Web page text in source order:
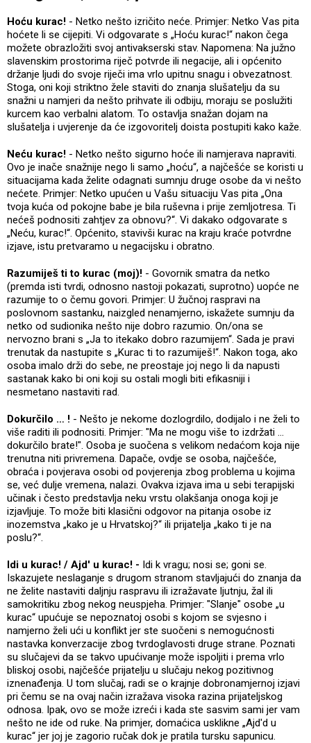
Hoću kurac! - Netko nešto izričito neće. Primjer: Netko Vas pita
hoćete li se cijepiti. Vi odgovarate s „Hoću kurac!“ nakon čega
možete obrazložiti svoj antivakserski stav. Napomena: Na južno
slavenskim prostorima riječ potvrde ili negacije, ali i općenito
držanje ljudi do svoje riječi ima vrlo upitnu snagu i obvezatnost.
Stoga, oni koji striktno žele staviti do znanja slušatelju da su
snažni u namjeri da nešto prihvate ili odbiju, moraju se poslužiti
kurcem kao verbalni alatom. To ostavlja snažan dojam na
slušatelja i uvjerenje da će izgovoritelj doista postupiti kako kaže.
Neću kurac! - Netko nešto sigurno hoće ili namjerava napraviti.
Ovo je inače snažnije nego li samo „hoću“, a najčešće se koristi u
situacijama kada želite odagnati sumnju druge osobe da vi nešto
nećete. Primjer: Netko upućen u Vašu situaciju Vas pita „Ona
tvoja kuća od pokojne babe je bila ruševna i prije zemljotresa. Ti
nećeš podnositi zahtjev za obnovu?“. Vi dakako odgovarate s
„Neću, kurac!“. Općenito, stavivši kurac na kraju kraće potvrdne
izjave, istu pretvaramo u negacijsku i obratno.
Razumiješ ti to kurac (moj)! - Govornik smatra da netko
(premda isti tvrdi, odnosno nastoji pokazati, suprotno) uopće ne
razumije to o čemu govori. Primjer: U žučnoj raspravi na
poslovnom sastanku, naizgled nenamjerno, iskažete sumnju da
netko od sudionika nešto nije dobro razumio. On/ona se
nervozno brani s „Ja to itekako dobro razumijem“. Sada je pravi
trenutak da nastupite s „Kurac ti to razumiješ!“. Nakon toga, ako
osoba imalo drži do sebe, ne preostaje joj nego li da napusti
sastanak kako bi oni koji su ostali mogli biti efikasniji i
nesmetano nastaviti rad.
Dokurčilo … ! - Nešto je nekome dozlogrdilo, dodijalo i ne želi to
više raditi ili podnositi. Primjer: "Ma ne mogu više to izdržati ...
dokurčilo brate!". Osoba je suočena s velikom nedaćom koja nije
trenutna niti privremena. Dapače, ovdje se osoba, najčešće,
obraća i povjerava osobi od povjerenja zbog problema u kojima
se, već dulje vremena, nalazi. Ovakva izjava ima u sebi terapijski
učinak i često predstavlja neku vrstu olakšanja onoga koji je
izjavljuje. To može biti klasični odgovor na pitanja osobe iz
inozemstva „kako je u Hrvatskoj?“ ili prijatelja „kako ti je na
poslu?“.
Idi u kurac! / Ajd' u kurac! - Idi k vragu; nosi se; goni se.
Iskazujete neslaganje s drugom stranom stavljajući do znanja da
ne želite nastaviti daljnju raspravu ili izražavate ljutnju, žal ili
samokritiku zbog nekog neuspjeha. Primjer: "Slanje" osobe „u
kurac“ upućuje se nepoznatoj osobi s kojom se svjesno i
namjerno želi ući u konflikt jer ste suočeni s nemogućnosti
nastavka konverzacije zbog tvrdoglavosti druge strane. Poznati
su slučajevi da se takvo upućivanje može ispoljiti i prema vrlo
bliskoj osobi, najčešće prijatelju u slučaju nekog pozitivnog
iznenađenja. U tom slučaj, radi se o krajnje dobronamjernoj izjavi
pri čemu se na ovaj način izražava visoka razina prijateljskog
odnosa. Ipak, ovo se može izreći i kada ste sasvim sami jer vam
nešto ne ide od ruke. Na primjer, domaćica usklikne „Ajd'd u
kurac“ jer joj je zagorio ručak dok je pratila tursku sapunicu.